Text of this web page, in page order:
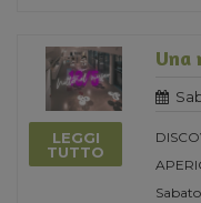
LEGGI
TUTTO
Una